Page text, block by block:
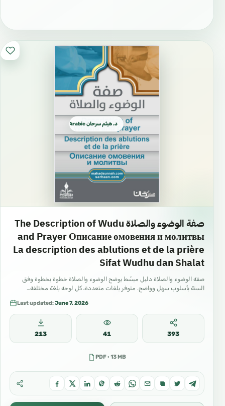
د. هيثم سرحان Arabic العربية
صفة الوضوء والصلاة The Description of Wudu
and Prayer Описание омовения и молитвы
La description des ablutions et de la prière
Sifat Wudhu dan Shalat
صفة الوضوء والصلاة دليل مبسّط يوضح الوضوء والصلاة خطوة بخطوة وفق
السنة بأسلوب سهل وواضح. متوفر بلغات متعددة، كل لوحة بلغة مختلفة…
Last updated:June 7, 2026
213 41 393
PDF · 13 MB